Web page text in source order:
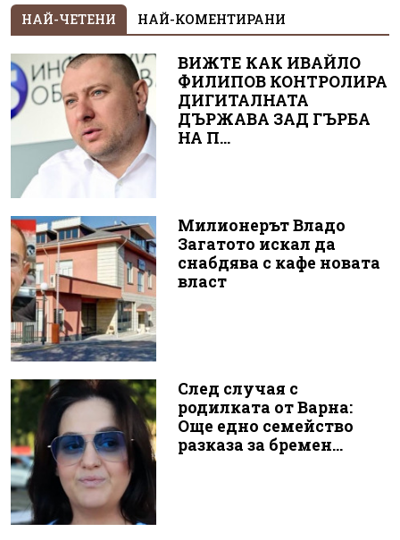
НАЙ-ЧЕТЕНИ НАЙ-КОМЕНТИРАНИ
ВИЖТЕ КАК ИВАЙЛО
ФИЛИПОВ КОНТРОЛИРА
ДИГИТАЛНАТА
ДЪРЖАВА ЗАД ГЪРБА
НА П...
Милионерът Владо
Загатото искал да
снабдява с кафе новата
власт
След случая с
родилката от Варна:
Още едно семейство
разказа за бремен...